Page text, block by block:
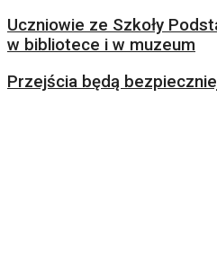
Uczniowie ze Szkoły
w bibliotece i w muzeum
Przejścia będą